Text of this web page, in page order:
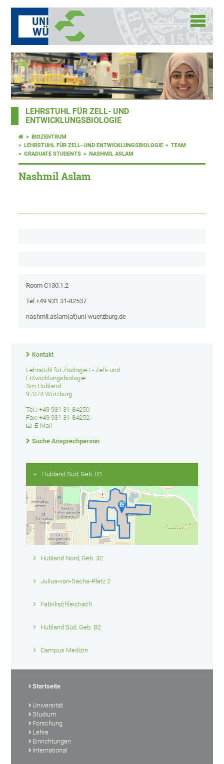
LEHRSTUHL FÜR ZELL- UND
ENTWICKLUNGSBIOLOGIE
BIOZENTRUM
LEHRSTUHL FÜR ZELL- UND ENTWICKLUNGSBIOLOGIE
TEAM
GRADUATE STUDENTS
NASHMIL ASLAM
Nashmil Aslam
Room C130.1.2
Tel +49 931 31-82537
nashmil.aslam(at)uni-wuerzburg.de
Kontakt
Lehrstuhl für Zoologie I - Zell- und
Entwicklungsbiologie
Am Hubland
97074 Würzburg
Tel.: +49 931 31-84250
Fax: +49 931 31-84252
E-Mail
Suche Ansprechperson
Hubland Süd, Geb. B1
Hubland Nord, Geb. 32
Julius-von-Sachs-Platz 2
Fabrikschleichach
Hubland Süd, Geb. B2
Campus Medizin
Startseite
Universität
Studium
Forschung
Lehre
Einrichtungen
International